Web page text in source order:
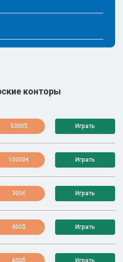
конторы
5300$ Играть
10000€ Играть
300€ Играть
400$ Играть
400$ Играть